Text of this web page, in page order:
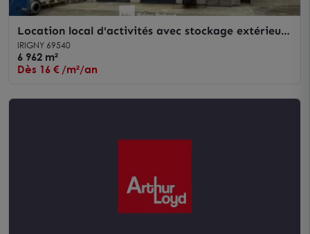
Location local d'activités avec stockage extérieur
à Irigny proche axes routiers
IRIGNY 69540
6 962 m²
Dès 16 € /m²/an